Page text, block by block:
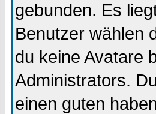
gebunden. Es
Benutzer wählen
du keine Avatare
Administrators.
einen guten